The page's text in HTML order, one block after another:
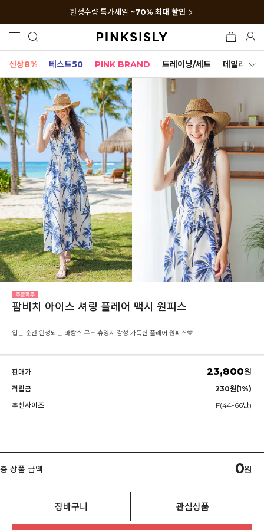
한정수량 특가세일 ~70% 최대 할인
신상8% 베스트50 PINK BRAND 트레이닝/세트 데일리세트
팜비치 아이스 셔링 플레어 맥시 원피스
입는 순간 완성되는 바캉스 무드 휴양지 감성 가득한 플레어 원피스💙
판매가 23,800원
적립금
230원(1%)
추천사이즈
F(44-66반)
총 상품 금액 0원
장바구니 관심상품